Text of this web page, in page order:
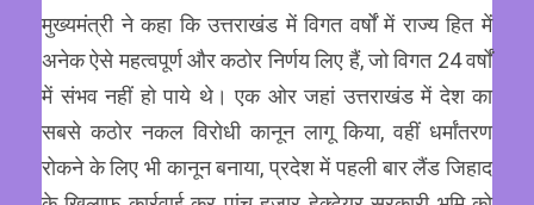
मुख्यमंत्री ने कहा कि उत्तराखंड में विगत वर्षों में राज्य हित में
अनेक ऐसे महत्वपूर्ण और कठोर निर्णय लिए हैं, जो विगत 24 वर्षों
में संभव नहीं हो पाये थे। एक ओर जहां उत्तराखंड में देश का
सबसे कठोर नकल विरोधी कानून लागू किया, वहीं धर्मांतरण
रोकने के लिए भी कानून बनाया, प्रदेश में पहली बार लैंड जिहाद